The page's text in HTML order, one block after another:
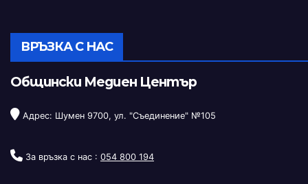
ВРЪЗКА С НАС
Общински Медиен Център
Адрес: Шумен 9700, ул. "Съединение" №105
За връзка с нас : 054 800 194